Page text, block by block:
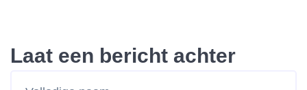
Laat een bericht achter